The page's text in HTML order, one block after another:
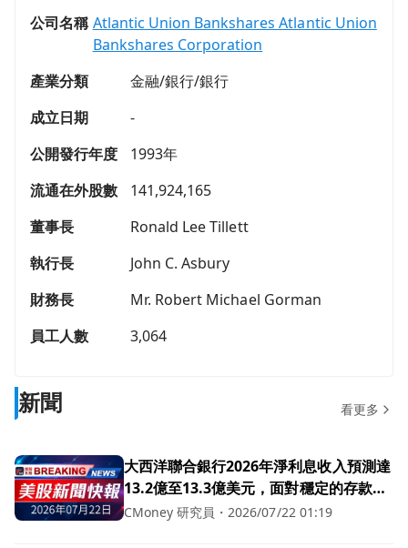
公司名稱 Atlantic Union Bankshares Atlantic Union
Bankshares Corporation
產業分類
金融/銀行/銀行
成立日期
-
公開發行年度
1993年
流通在外股數
141,924,165
董事長
Ronald Lee Tillett
執行長
John C. Asbury
財務長
Mr. Robert Michael Gorman
員工人數
3,064
新聞 看更多
大西洋聯合銀行2026年淨利息收入預測達
13.2億至13.3億美元，面對穩定的存款競
爭！
CMoney 研究員 ・ 2026/07/22 01:19